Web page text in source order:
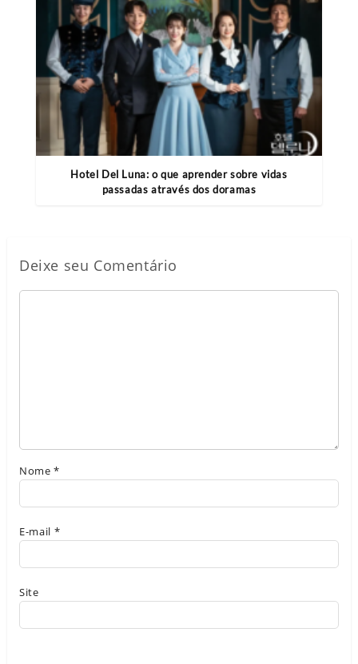
Hotel Del Luna: o que aprender sobre vidas
passadas através dos doramas
Deixe seu Comentário
Nome*
E-mail *
Site